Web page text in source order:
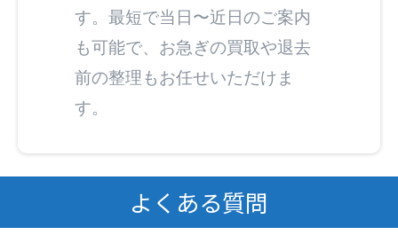
す。最短で当日〜近日のご案内
も可能で、お急ぎの買取や退去
前の整理もお任せいただけま
す。
よくある質問